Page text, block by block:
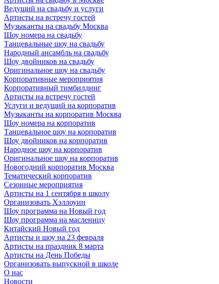
Ведущий на свадьбу и услуги
Артисты на встречу гостей
Музыканты на свадьбу Москва
Шоу номера на свадьбу
Танцевальные шоу на свадьбу
Народный ансамбль на свадьбу
Шоу двойников на свадьбу
Оригинальное шоу на свадьбу
Корпоративные мероприятия
Корпоративный тимбилдинг
Артисты на встречу гостей
Услуги и ведущий на корпоратив
Музыканты на корпоратив Москва
Шоу номера на корпоратив
Танцевальное шоу на корпоратив
Шоу двойников на корпоратив
Народное шоу на корпоратив
Оригинальное шоу на корпоратив
Новогодний корпоратив Москва
Тематический корпоратив
Сезонные мероприятия
Артисты на 1 сентября в школу
Организовать Хэллоуин
Шоу программа на Новый год
Шоу программа на масленицу
Китайский Новый год
Артисты и шоу на 23 февраля
Артисты на праздник 8 марта
Артисты на День Победы
Организовать выпускной в школе
О нас
Новости